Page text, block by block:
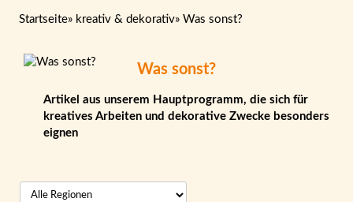
Startseite» kreativ & dekorativ» Was sonst?
Was sonst?
Artikel aus unserem Hauptprogramm, die sich für
kreatives Arbeiten und dekorative Zwecke besonders
eignen